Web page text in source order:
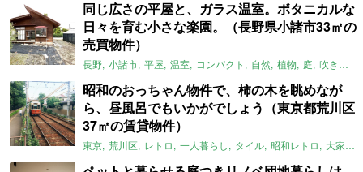
同じ広さの平屋と、ガラス温室。ボタニカルな
日々を育む小さな楽園。（長野県小諸市33㎡の
売買物件）
長野 小諸市 平屋 温室 コンパクト 自然 植物 庭 吹き抜け
昭和のおっちゃん物件で、柿の木を眺めなが
ら、昼風呂でもいかがでしょう（東京都荒川区
37㎡の賃貸物件）
東京 荒川区 レトロ 一人暮らし タイル 昭和レトロ 大家女子